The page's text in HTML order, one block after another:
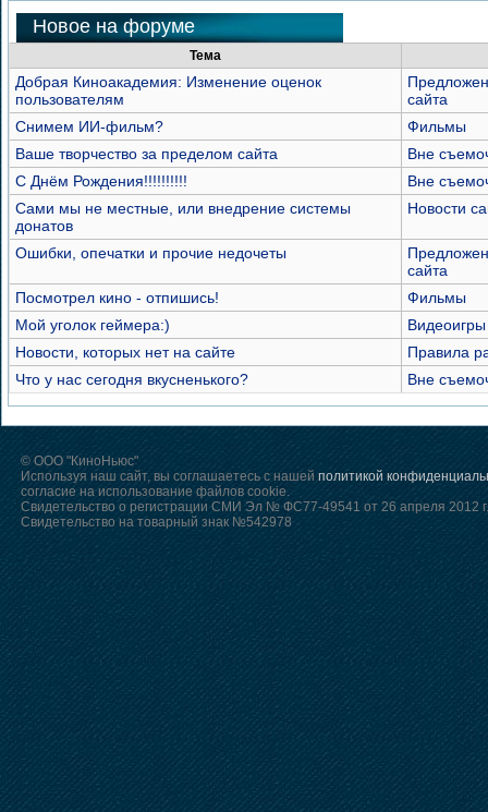
Новое на форуме
Тема
Добрая Киноакадемия: Изменение оценок
пользователям
сайта
Снимем ИИ-фильм?
Фильмы
Ваше творчество за пределом сайта
Вне
С Днём Рождения!!!!!!!!!!
Вне
Сами мы не местные, или внедрение системы
донатов
Новости
Ошибки, опечатки и прочие недочеты
сайта
Посмотрел кино - отпишись!
Фильмы
Мой уголок геймера:)
Видеоигры
Новости, которых нет на сайте
Правила
Что у нас сегодня вкусненького?
Вне
© ООО "КиноНьюс"
Используя наш сайт, вы соглашаетесь с нашей политикой
согласие на использование файлов cookie.
Свидетельство о регистрации СМИ Эл № ФС77-49541 от 26 апреля 2012 г.
Свидетельство на товарный знак №542978